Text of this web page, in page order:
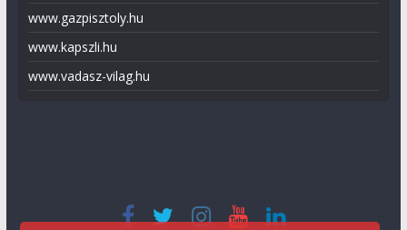
www.gazpisztoly.hu
www.kapszli.hu
www.vadasz-vilag.hu